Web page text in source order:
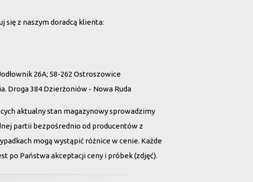
się z naszym doradcą klienta:
26A; 58-262 Ostroszowice
Droga 384 Dzierżoniów - Nowa Ruda
aktualny stan magazynowy sprowadzimy
partii bezpośrednio od producentów z
mogą wystąpić różnice w cenie. Każde
po Państwa akceptacji ceny i próbek (zdjęć).